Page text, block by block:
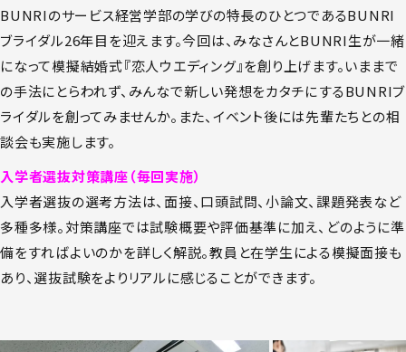
BUNRIのサービス経営学部の学びの特長のひとつであるBUNRI
ブライダル26年目を迎えます。今回は、みなさんとBUNRI生が一緒
になって模擬結婚式『恋人ウエディング』を創り上げます。いままで
の手法にとらわれず、みんなで新しい発想をカタチにするBUNRIブ
ライダルを創ってみませんか。また、イベント後には先輩たちとの相
談会も実施します。
入学者選抜対策講座（毎回実施）
入学者選抜の選考方法は、面接、口頭試問、小論文、課題発表など
多種多様。対策講座では試験概要や評価基準に加え、どのように準
備をすればよいのかを詳しく解説。教員と在学生による模擬面接も
あり、選抜試験をよりリアルに感じることができます。